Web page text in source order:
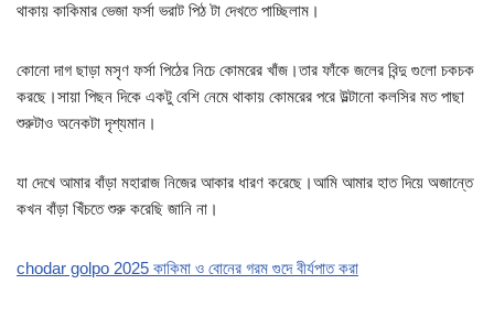
থাকায় কাকিমার ভেজা ফর্সা ভরাট পিঠ টা দেখতে পাচ্ছিলাম।
কোনো দাগ ছাড়া মসৃণ ফর্সা পিঠের নিচে কোমরের খাঁজ।তার ফাঁকে জলের বিন্দু গুলো চকচক
করছে।সায়া পিছন দিকে একটু বেশি নেমে থাকায় কোমরের পরে উল্টানো কলসির মত পাছা
শুরুটাও অনেকটা দৃশ্যমান।
যা দেখে আমার বাঁড়া মহারাজ নিজের আকার ধারণ করেছে।আমি আমার হাত দিয়ে অজান্তে
কখন বাঁড়া খিঁচতে শুরু করেছি জানি না।
chodar golpo 2025 কাকিমা ও বোনের গরম গুদে বীর্যপাত করা